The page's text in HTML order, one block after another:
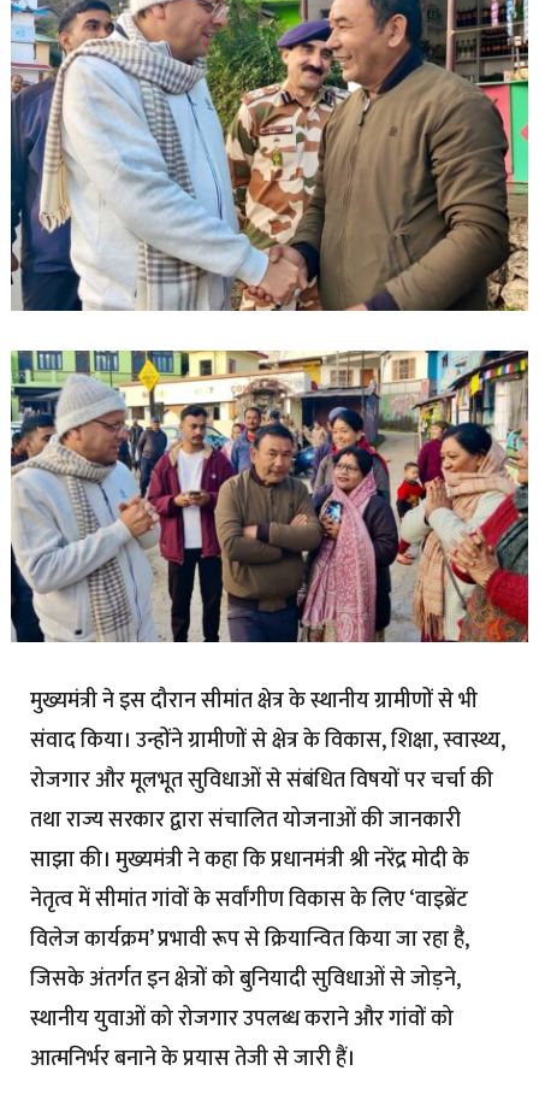
मुख्यमंत्री ने इस दौरान सीमांत क्षेत्र के स्थानीय ग्रामीणों से भी
संवाद किया। उन्होंने ग्रामीणों से क्षेत्र के विकास, शिक्षा, स्वास्थ्य,
रोजगार और मूलभूत सुविधाओं से संबंधित विषयों पर चर्चा की
तथा राज्य सरकार द्वारा संचालित योजनाओं की जानकारी
साझा की। मुख्यमंत्री ने कहा कि प्रधानमंत्री श्री नरेंद्र मोदी के
नेतृत्व में सीमांत गांवों के सर्वांगीण विकास के लिए ‘वाइब्रेंट
विलेज कार्यक्रम’ प्रभावी रूप से क्रियान्वित किया जा रहा है,
जिसके अंतर्गत इन क्षेत्रों को बुनियादी सुविधाओं से जोड़ने,
स्थानीय युवाओं को रोजगार उपलब्ध कराने और गांवों को
आत्मनिर्भर बनाने के प्रयास तेजी से जारी हैं।